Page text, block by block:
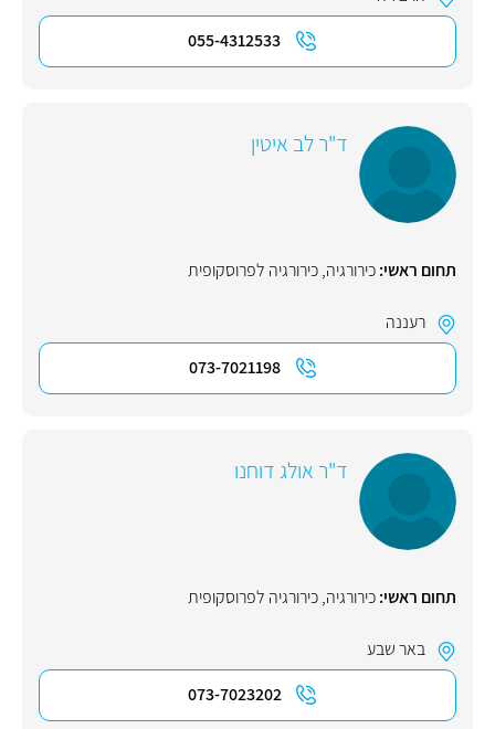
055-4312533
ד"ר לב איטין
תחום ראשי:כירורגיה,כירורגיה לפרוסקופית
רעננה
073-7021198
ד"ר אולג דוחנו
תחום ראשי:כירורגיה,כירורגיה לפרוסקופית
באר שבע
073-7023202